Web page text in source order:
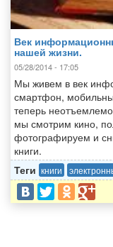
Век
нашей жизни.
05/28/2014 - 17:05
Мы живем в век
смартфон,
теперь
мы смотрим кино,
фотографируем и
книги.
Теги книги